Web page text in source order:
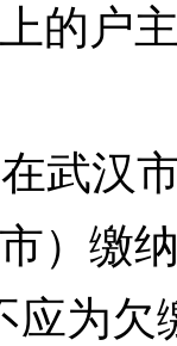
的户
武汉
）缴
应为